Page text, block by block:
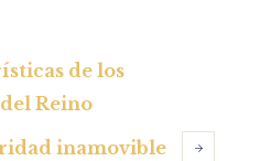
de los
Reino
inamovible